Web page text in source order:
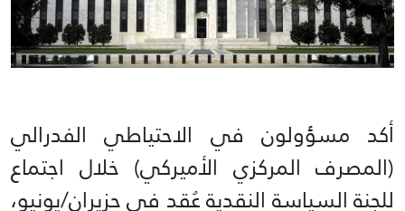
أكد مسؤولون في الاحتياطي الفدرالي
(المصرف المركزي الأميركي) خلال اجتماع
للجنة السياسة النقدية عُقد في حزيران/يونيو،